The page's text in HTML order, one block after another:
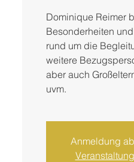
Dominique Reimer
Besonderheiten
rund um die
weitere
aber auch
uvm.
Anmeldung